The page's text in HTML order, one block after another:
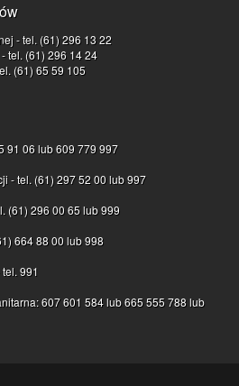
- tel. (61) 296 13 22
tel. (61) 296 14 24
(61) 65 59 105
91 06 lub 609 779 997
- tel. (61) 297 52 00 lub 997
(61) 296 00 65 lub 999
664 88 00 lub 998
991
607 601 584 lub 665 555 788 lub